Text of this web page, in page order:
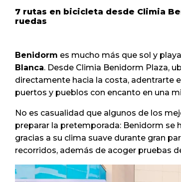
7 rutas en bicicleta desde Climia
ruedas
Benidorm es mucho más que sol y
Blanca. Desde Climia Benidorm Plaza,
directamente hacia la costa, adentrarte
puertos y pueblos con encanto en una
No es casualidad que algunos de los
preparar la pretemporada: Benidorm se
gracias a su clima suave durante gran
recorridos, además de acoger pruebas